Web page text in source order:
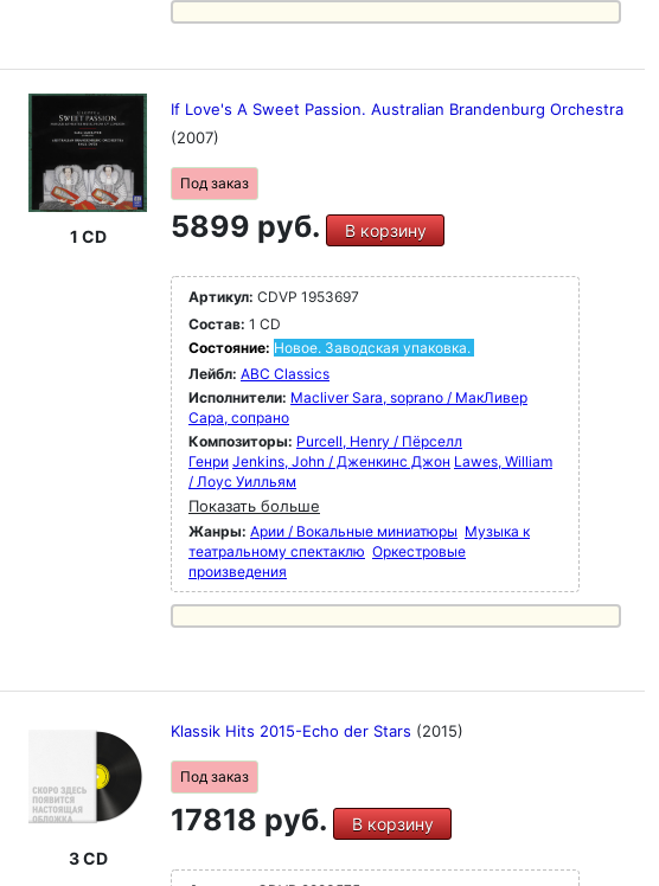
1 CD
If Love's A Sweet Passion. Australian Brandenburg Orchestra
(2007)
Под заказ
5899 руб. В корзину
Артикул: CDVP 1953697
Состав: 1 CD
Состояние: Новое. Заводская упаковка.
Лейбл: ABC Classics
Исполнители: Macliver Sara, soprano / МакЛивер
Сара, сопрано
Композиторы: Purcell, Henry / Пёрселл
Генри Jenkins, John / Дженкинс Джон Lawes, William
/ Лоус Уилльям
Показать больше
Жанры: Арии / Вокальные миниатюры Музыка к
театральному спектаклю Оркестровые
произведения
3 CD
Klassik Hits 2015-Echo der Stars (2015)
Под заказ
17818 руб. В корзину